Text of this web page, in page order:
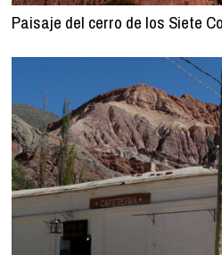
Paisaje del cerro de los Siete